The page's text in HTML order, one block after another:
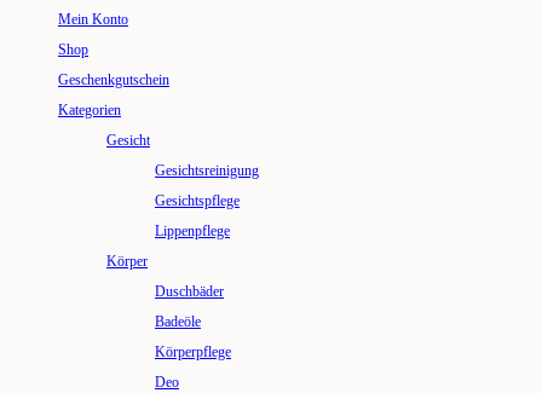
Mein Konto
Shop
Geschenkgutschein
Kategorien
Gesicht
Gesichtsreinigung
Gesichtspflege
Lippenpflege
Körper
Duschbäder
Badeöle
Körperpflege
Deo